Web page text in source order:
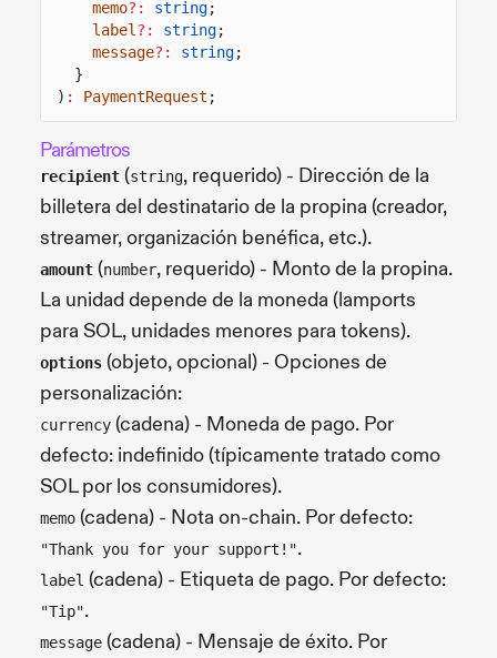
memo?: string;
label ?: string;
message?: string;
}
) : PaymentRequest ;
Parámetros
recipient (string, requerido) - Dirección de la
billetera del destinatario de la propina (creador,
streamer, organización benéfica, etc.).
amount (number, requerido) - Monto de la propina.
La unidad depende de la moneda (lamports
para SOL, unidades menores para tokens).
options (objeto, opcional) - Opciones de
personalización:
currency (cadena) - Moneda de pago. Por
defecto: indefinido (típicamente tratado como
SOL por los consumidores).
memo (cadena) - Nota on-chain. Por defecto:
"Thank you for your support!".
label (cadena) - Etiqueta de pago. Por defecto:
"Tip".
message (cadena) - Mensaje de éxito. Por